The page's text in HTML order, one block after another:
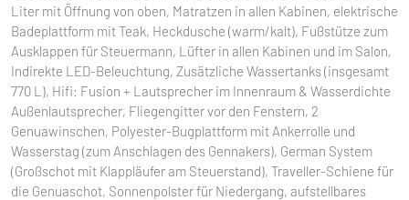
Liter mit Öffnung von oben, Matratzen in allen Kabinen, elektrische
Badeplattform mit Teak, Heckdusche (warm/kalt), Fußstütze zum
Ausklappen für Steuermann, Lüfter in allen Kabinen und im Salon,
Indirekte LED-Beleuchtung, Zusätzliche Wassertanks (insgesamt
770 L), Hifi: Fusion + Lautsprecher im Innenraum & Wasserdichte
Außenlautsprecher, Fliegengitter vor den Fenstern, 2
Genuawinschen, Polyester-Bugplattform mit Ankerrolle und
Wasserstag (zum Anschlagen des Gennakers), German System
(Großschot mit Klappläufer am Steuerstand), Traveller-Schiene für
die Genuaschot, Sonnenpolster für Niedergang, aufstellbares